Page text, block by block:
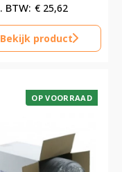
€ 25,62
Bekijk product
OP VOORRAAD